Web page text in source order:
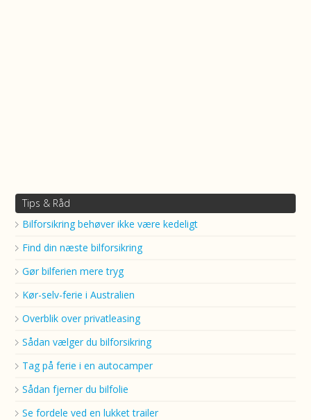
Tips & Råd
Bilforsikring behøver ikke være kedeligt
Find din næste bilforsikring
Gør bilferien mere tryg
Kør-selv-ferie i Australien
Overblik over privatleasing
Sådan vælger du bilforsikring
Tag på ferie i en autocamper
Sådan fjerner du bilfolie
Se fordele ved en lukket trailer